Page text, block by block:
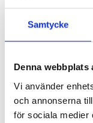
Samtycke
Denna webbplats
Vi använder
och annonserna
för sociala medier
oss:
✅ Flexibilitet –
betala med kort
✅ Säkerhet – Din